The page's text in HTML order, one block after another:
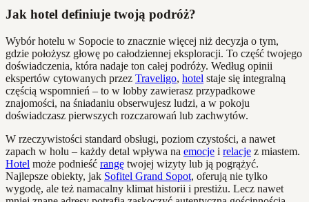
Jak hotel definiuje twoją podróż?
Wybór hotelu w Sopocie to znacznie więcej niż decyzja o tym,
gdzie położysz głowę po całodziennej eksploracji. To część twojego
doświadczenia, która nadaje ton całej podróży. Według opinii
ekspertów cytowanych przez Traveligo, hotel staje się integralną
częścią wspomnień – to w lobby zawierasz przypadkowe
znajomości, na śniadaniu obserwujesz ludzi, a w pokoju
doświadczasz pierwszych rozczarowań lub zachwytów.
W rzeczywistości standard obsługi, poziom czystości, a nawet
zapach w holu – każdy detal wpływa na emocje i relacje z miastem.
Hotel może podnieść rangę twojej wizyty lub ją pogrążyć.
Najlepsze obiekty, jak Sofitel Grand Sopot, oferują nie tylko
wygodę, ale też namacalny klimat historii i prestiżu. Lecz nawet